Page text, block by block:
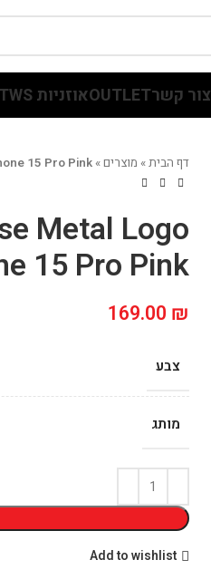
צור קשרOUTLETאוזניות TWS
דף הבית» מוצרים»
15 Pro Pink
Metal Logo
15 Pro Pink
169.00 ₪
צבע
מותג
Add to wishlist